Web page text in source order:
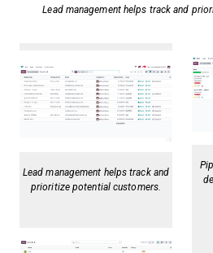
Lead management helps track and
Lead management helps track and
prioritize potential customers.